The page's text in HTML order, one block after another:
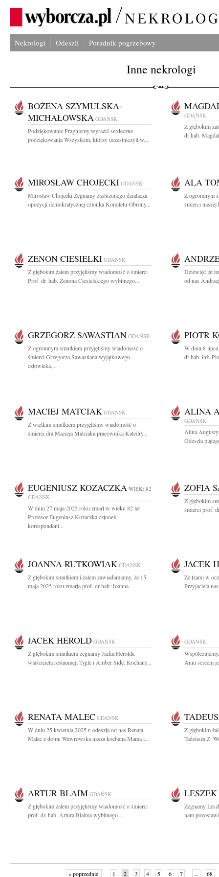
Nekrologi Odeszli Poradnik pogrzebowy
Inne nekrologi
BOŻENA SZYMULSKA-
MICHAŁOWSKA GDAŃSK
Podziękowanie Pragniemy wyrazić serdeczne
podziękowania Wszystkim, którzy uczestniczyli w...
GDAŃSK
Z głębokim
dr hab.
MIROSŁAW CHOJECKI GDAŃSK
Mirosław Chojecki Żegnamy zasłużonego działacza
opozycji demokratycznej członka Komitetu Obrony...
ALA
Z ogromnym
śmierci
ZENON CIESIELKI GDAŃSK
Z głębokim żalem przyjęliśmy wiadomość o śmierci
Prof. dr. hab. Zenona Ciesielskiego wybitnego...
Dziewięć lat
od nas
GRZEGORZ SAWASTIAN GDAŃSK
Z ogromnym smutkiem przyjęliśmy wiadomość o
śmierci Grzegorza Sawastiana wyjątkowego
człowieka,...
PIOTR
W dniu 8
dr hab. inż.
MACIEJ MATCIAK GDAŃSK
Z wielkim smutkiem przyjęliśmy wiadomość o
śmierci dra Macieja Matciaka pracownika Katedry...
ALINA
GDAŃSK
Alina
Odeszła
EUGENIUSZ KOZACZKA WIEK: 82
GDAŃSK
W dniu 27 maja 2025 roku zmarł w wieku 82 lat
Profesor Eugeniusz Kozaczka członek
korespondent...
ZOFIA
Z głębokim
śmierci prof.
JOANNA RUTKOWIAK GDAŃSK
Z głębokim smutkiem i żalem zawiadamiamy, że 15
maja 2025 roku zmarła prof. dr hab. Joanna...
JACEK
Ze łzami w
Przyjaciela
JACEK HEROLD GDAŃSK
Z głębokim smutkiem żegnamy Jacka Herolda
właściciela restauracji Tygle i Amber Side. Kochany...
GDAŃSK
Aniu sercem
RENATA MALEC GDAŃSK
W dniu 25 kwietnia 2025 r. odeszła od nas Renata
Malec z domu Wawrowska nasza kochana Mama i...
Z głębokim
Tadeusza Z.
ARTUR BLAIM GDAŃSK
Z głębokim żalem przyjęliśmy wiadomość o śmierci
prof. dr. hab. Artura Blaima wybitnego...
LESZEK
Żegnamy
nam
« poprzednie 1 2 3 4 5 6 7 ... 68